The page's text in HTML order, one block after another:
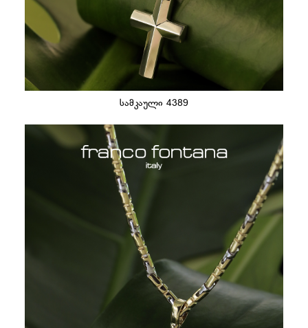
სამკაული 4389